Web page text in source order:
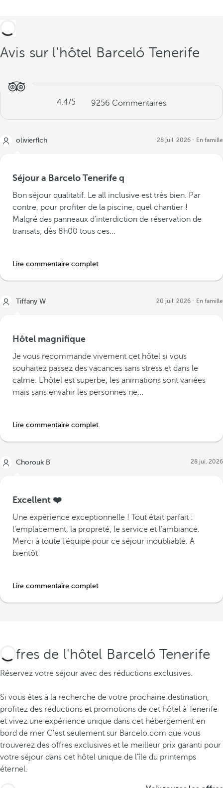
Avis sur l'hôtel Barceló Tenerife
4.4/5 9256 Commentaires
olivierflch 28 juil. 2026 En famille
Séjour a Barcelo Tenerife q
Bon séjour qualitatif. Le all inclusive est très bien. Par
contre, pour profiter de la piscine, quel chantier !
Malgré des panneaux d'interdiction de réservation de
transats, dès 8h00 tous ces...
Lire commentaire complet
Tiffany W 20 juil. 2026 En famille
Hôtel magnifique
Je vous recommande vivement cet hôtel si vous
souhaitez passez des vacances sans stress et dans le
calme. L’hôtel est superbe, les animations sont variées
mais sans envahir les personnes ne...
Lire commentaire complet
Chorouk B 28 jui. 2026
Excellent ❤️
Une expérience exceptionnelle ! Tout était parfait :
l’emplacement, la propreté, le service et l’ambiance.
Merci à toute l’équipe pour ce séjour inoubliable. À
bientôt
Lire commentaire complet
Offres de l'hôtel Barceló Tenerife
Réservez votre séjour avec des réductions exclusives.
Si vous êtes à la recherche de votre prochaine destination,
profitez des réductions et promotions de cet hôtel à Tenerife
et vivez une expérience unique dans cet hébergement en
bord de mer C'est seulement sur Barcelo.com que vous
trouverez des offres exclusives et le meilleur prix garanti pour
votre séjour dans cet hôtel unique de l'île du printemps
éternel.